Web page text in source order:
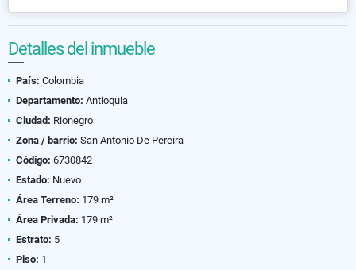
Detalles del inmueble
País: Colombia
Departamento: Antioquia
Ciudad: Rionegro
Zona / barrio: San Antonio De Pereira
Código: 6730842
Estado: Nuevo
Área Terreno: 179 m²
Área Privada: 179 m²
Estrato: 5
Piso: 1